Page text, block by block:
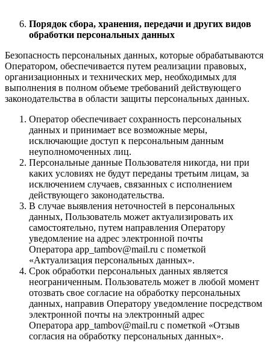
Порядок сбора, хранения, передачи и других видов
обработки персональных данных
Безопасность персональных данных, которые обрабатываются
Оператором, обеспечивается путем реализации правовых,
организационных и технических мер, необходимых для
выполнения в полном объеме требований действующего
законодательства в области защиты персональных данных.
Оператор обеспечивает сохранность персональных
данных и принимает все возможные меры,
исключающие доступ к персональным данным
неуполномоченных лиц.
Персональные данные Пользователя никогда, ни при
каких условиях не будут переданы третьим лицам, за
исключением случаев, связанных с исполнением
действующего законодательства.
В случае выявления неточностей в персональных
данных, Пользователь может актуализировать их
самостоятельно, путем направления Оператору
уведомление на адрес электронной почты
Оператора app_tambov@mail.ru с пометкой
«Актуализация персональных данных».
Срок обработки персональных данных является
неограниченным. Пользователь может в любой момент
отозвать свое согласие на обработку персональных
данных, направив Оператору уведомление посредством
электронной почты на электронный адрес
Оператора app_tambov@mail.ru с пометкой «Отзыв
согласия на обработку персональных данных».